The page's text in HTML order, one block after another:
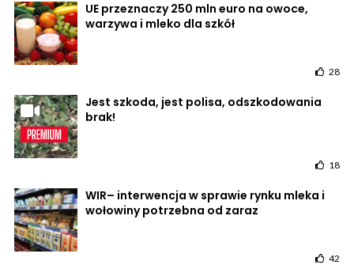
UE przeznaczy 250 mln euro na owoce,
warzywa i mleko dla szkół
28
Jest szkoda, jest polisa, odszkodowania
brak!
18
WIR– interwencja w sprawie rynku mleka i
wołowiny potrzebna od zaraz
42